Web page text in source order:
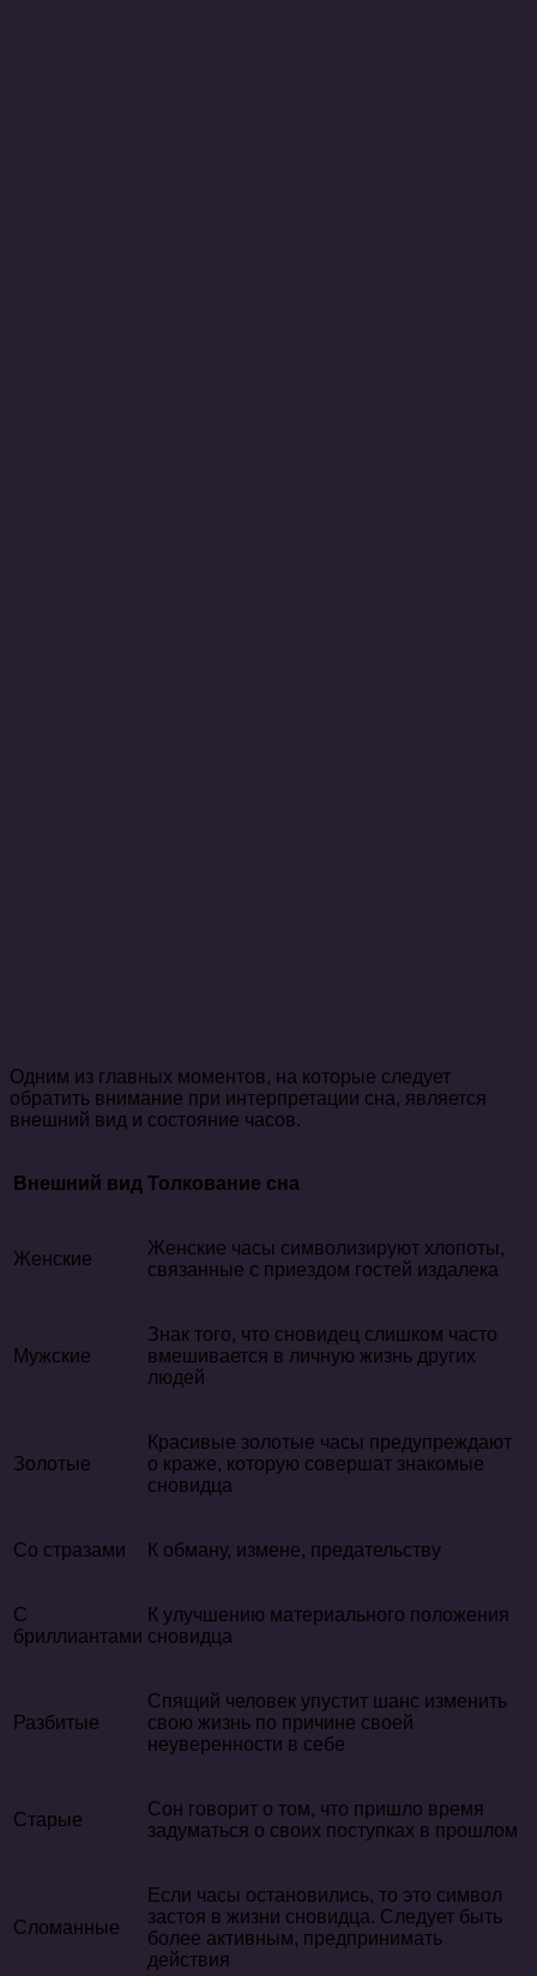
Одним из главных моментов, на которые следует
обратить внимание при интерпретации сна, является
внешний вид и состояние часов.
Внешний вид Толкование сна
Женские
Женские часы символизируют хлопоты,
связанные с приездом гостей издалека
Мужские
Знак того, что сновидец слишком часто
вмешивается в личную жизнь других
людей
Золотые
Красивые золотые часы предупреждают
о краже, которую совершат знакомые
сновидца
Со стразами К обману, измене, предательству
С
бриллиантами
К улучшению материального положения
сновидца
Разбитые
Спящий человек упустит шанс изменить
свою жизнь по причине своей
неуверенности в себе
Старые
Сон говорит о том, что пришло время
задуматься о своих поступках в прошлом
Сломанные
Если часы остановились, то это символ
застоя в жизни сновидца. Следует быть
более активным, предпринимать
действия